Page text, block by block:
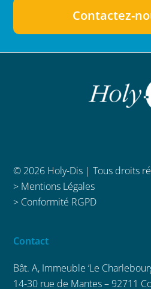
Contactez-
© 2026 Holy-Dis | Tous droits
> Mentions Légales
> Conformité RGPD
Contact
Bât. A, Immeuble ‘Le
14-30 rue de Mantes – 92711